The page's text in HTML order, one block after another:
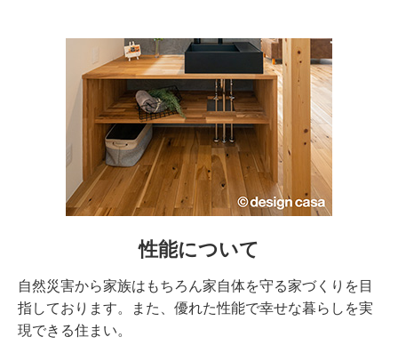
性能について
自然災害から家族はもちろん家自体を守る家づくりを目
指しております。また、優れた性能で幸せな暮らしを実
現できる住まい。